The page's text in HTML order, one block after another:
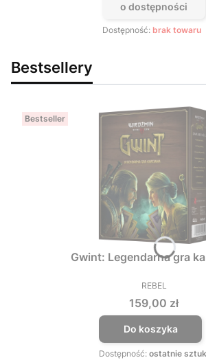
o dostępności
Dostępność: brak towaru
Bestsellery
Bestseller
Gwint: Legendarna gra
PRODUCENT
REBEL
Cena
159,00 zł
Do koszyka
Dostępność: ostatnie